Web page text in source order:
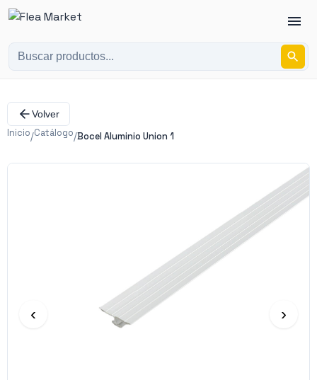
Volver
Inicio/Catálogo/Bocel Aluminio Union 1
‹ ›